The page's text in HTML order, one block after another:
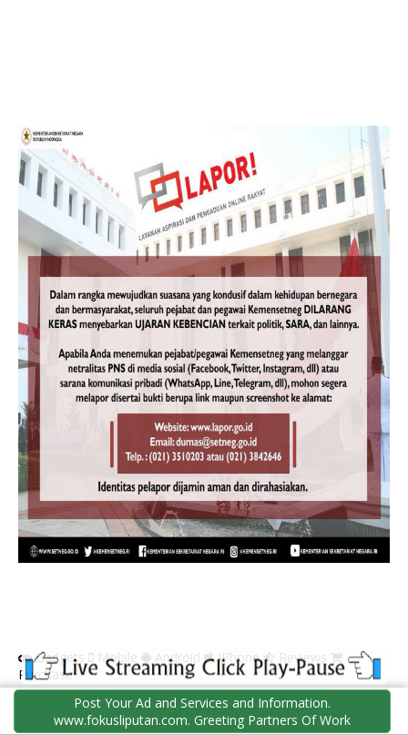
Gadgets Mobile Android IPhone
Reviews
Purchase
FORMULIR KONTAK
Post Your Ad and Services and Information.
www.fokusliputan.com. Greeting Partners Of Work